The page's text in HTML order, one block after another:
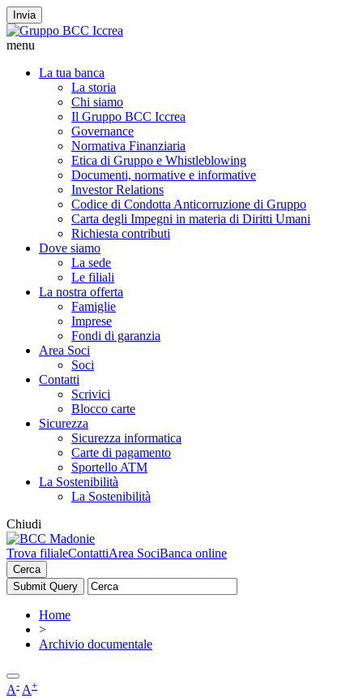
Invia
menu
La tua banca
La storia
Chi siamo
Il Gruppo BCC Iccrea
Governance
Normativa Finanziaria
Etica di Gruppo e Whistleblowing
Documenti, normative e informative
Investor Relations
Codice di Condotta Anticorruzione di Gruppo
Carta degli Impegni in materia di Diritti Umani
Richiesta contributi
Dove siamo
La sede
Le filiali
La nostra offerta
Famiglie
Imprese
Fondi di garanzia
Area Soci
Soci
Contatti
Scrivici
Blocco carte
Sicurezza
Sicurezza informatica
Carte di pagamento
Sportello ATM
La Sostenibilità
La Sostenibilità
Chiudi
Trova filialeContattiArea SociBanca online
Cerca
Home
>
Archivio documentale
A- A+